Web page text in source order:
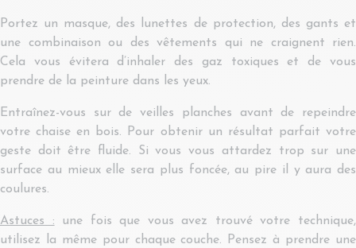
Portez un masque, des lunettes de protection, des gants et
une combinaison ou des vêtements qui ne craignent rien.
Cela vous évitera d’inhaler des gaz toxiques et de vous
prendre de la peinture dans les yeux.
Entraînez-vous sur de veilles planches avant de repeindre
votre chaise en bois. Pour obtenir un résultat parfait votre
geste doit être fluide. Si vous vous attardez trop sur une
surface au mieux elle sera plus foncée, au pire il y aura des
coulures.
Astuces : une fois que vous avez trouvé votre technique,
utilisez la même pour chaque couche. Pensez à prendre une